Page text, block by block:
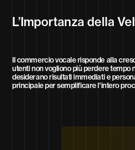
L’Importanza della
Il commercio vocale risponde alla
utenti non vogliono più perdere tempo
desiderano risultati immediati e
principale per semplificare l'intero